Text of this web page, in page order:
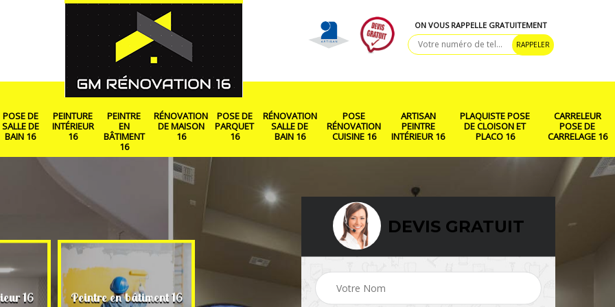
ON VOUS RAPPELLE GRATUITEMENT
POSE DE
SALLE DE
BAIN 16
PEINTURE
INTÉRIEUR
16
PEINTRE
EN
BÂTIMENT
16
RÉNOVATION
DE MAISON
16
POSE DE
PARQUET
16
RÉNOVATION
SALLE DE
BAIN 16
POSE
RÉNOVATION
CUISINE 16
ARTISAN
PEINTRE
INTÉRIEUR 16
PLAQUISTE POSE
DE CLOISON ET
PLACO 16
CARRELEUR
POSE DE
CARRELAGE 16
16 Peintre en bâtiment 16 Rénovation de maison Pose de parquet 16 Rénovation salle de
DEVIS GRATUIT